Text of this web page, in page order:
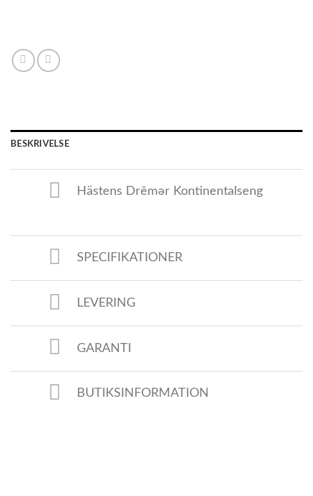
BESKRIVELSE
Hästens Drēmər Kontinentalseng
SPECIFIKATIONER
LEVERING
GARANTI
BUTIKSINFORMATION